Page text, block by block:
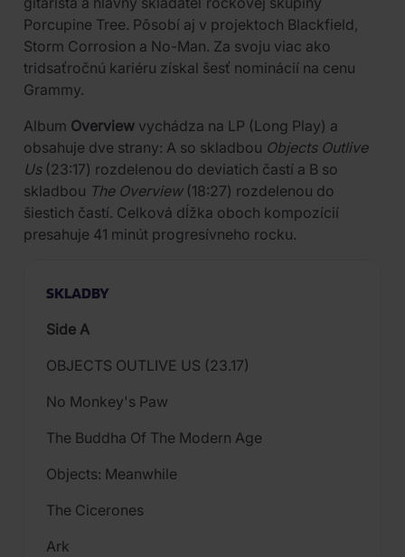
Porcupine Tree. Pôsobí aj v projektoch Blackfield,
Storm Corrosion a No-Man. Za svoju viac ako
tridsaťročnú kariéru získal šesť nominácií na cenu
Grammy.
Album Overview vychádza na LP (Long Play) a
obsahuje dve strany: A so skladbou Objects Outlive
Us(23:17) rozdelenou do deviatich častí a B so
skladbou The Overview(18:27) rozdelenou do
šiestich častí. Celková dĺžka oboch kompozícií
presahuje 41 minút progresívneho rocku.
SKLADBY
Side A
OBJECTS OUTLIVE US (23.17)
No Monkey's Paw
The Buddha Of The Modern Age
Objects: Meanwhile
The Cicerones
Ark